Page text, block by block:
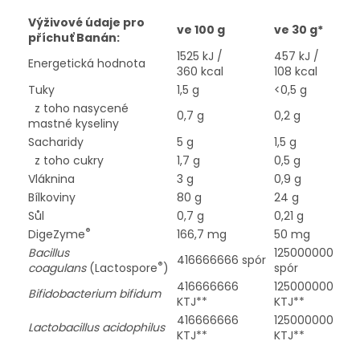
Výživové údaje pro
příchuť Banán:
ve 100 g ve 30 g*
Energetická hodnota
1525 kJ /
360 kcal
457 kJ /
108 kcal
Tuky
1,5 g
<0,5 g
z toho nasycené
mastné kyseliny
0,7 g
0,2 g
Sacharidy
5 g
1,5 g
z toho cukry
1,7 g
0,5 g
Vláknina
3 g
0,9 g
Bílkoviny
80 g
24 g
Sůl
0,7 g
0,21 g
DigeZyme® 166,7 mg
50 mg
Bacillus
coagulans(Lactospore®) 416666666 spór 125000000
spór
Bifidobacterium bifidum
416666666
KTJ**
125000000
KTJ**
Lactobacillus acidophilus
416666666
KTJ**
125000000
KTJ**